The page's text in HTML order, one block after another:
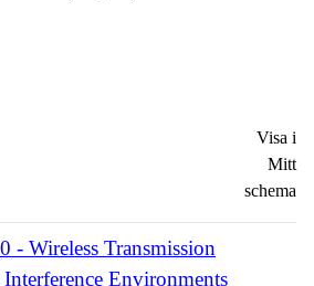
Visa i
Mitt
schema
- Wireless Transmission
Environments